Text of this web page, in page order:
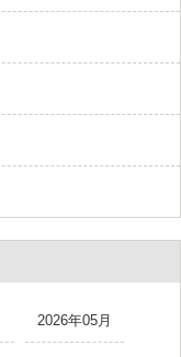
2026年05月